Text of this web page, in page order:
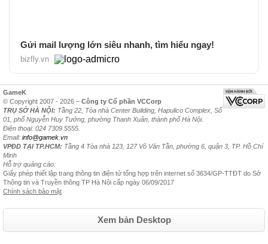
Gửi mail lượng lớn siêu nhanh, tìm hiểu ngay!
bizfly.vn
GameK
© Copyright 2007 - 2026 – Công ty Cổ phần VCCorp
TRỤ SỞ HÀ NỘI: Tầng 22, Tòa nhà Center Building, Hapulico Complex, Số
01, phố Nguyễn Huy Tưởng, phường Thanh Xuân, thành phố Hà Nội.
Điện thoại: 024 7309 5555.
Email: info@gamek.vn
VPĐD TẠI TP.HCM: Tầng 4 Tòa nhà 123, 127 Võ Văn Tần, phường 6, quận 3, TP. Hồ Chí
Minh
Hỗ trợ quảng cáo:
Giấy phép thiết lập trang thông tin điện tử tổng hợp trên internet số 3634/GP-TTĐT do Sở
Thông tin và Truyền thông TP Hà Nội cấp ngày 06/09/2017
Chính sách bảo mật
Xem bản Desktop